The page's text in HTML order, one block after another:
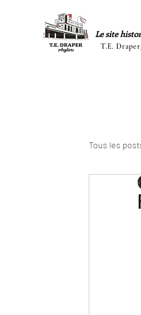
Le site
T.E.
Tous les